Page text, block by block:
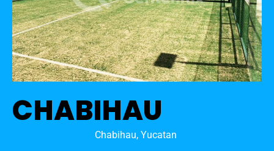
CHABIHAU
Chabihau, Yucatan